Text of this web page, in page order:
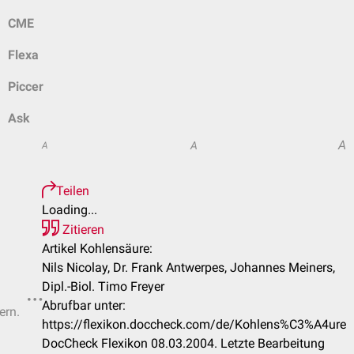
CME
Flexa
Piccer
Ask
A A A
Teilen
Loading...
Zitieren
Artikel Kohlensäure:
Nils Nicolay, Dr. Frank Antwerpes, Johannes Meiners,
Dipl.-Biol. Timo Freyer
Abrufbar unter:
https://flexikon.doccheck.com/de/Kohlens%C3%A4ure
DocCheck Flexikon 08.03.2004. Letzte Bearbeitung